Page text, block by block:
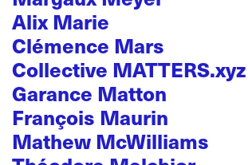
Alix Marie
Clémence Mars
Collective MATTERS.xyz
Garance Matton
François Maurin
Mathew McWilliams